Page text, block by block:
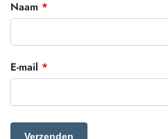
Naam *
E-mail *